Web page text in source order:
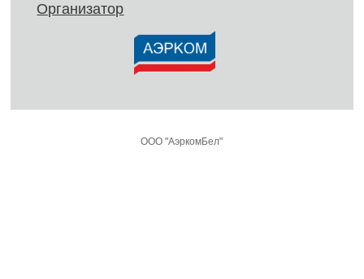
Организатор
ООО "АэркомБел"